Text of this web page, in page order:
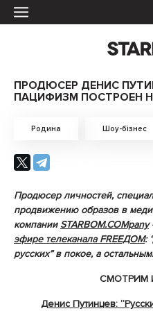
ПРОДЮСЕР ДЕНИС
ПАЦИФИЗМ ПОСТРОЕН
Родина Шоу-бізнес
Продюсер личностей,
продвижению образов в
компании STARBOM.COMpany
эфире телеканала FREEДОМ:
русских” в покое, а
СМОТРИМ
Денис Путинцев: